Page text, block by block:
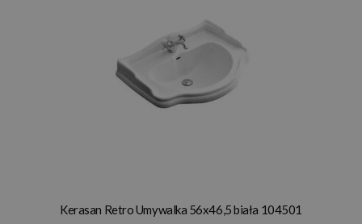
Kerasan Retro Umywalka 56x46,5 biała 104501